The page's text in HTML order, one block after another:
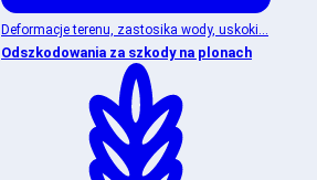
Deformacje terenu, zastosika wody, uskoki...
Odszkodowania za szkody na plonach